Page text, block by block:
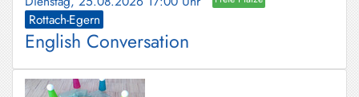
Rottach-Egern
English Conversation